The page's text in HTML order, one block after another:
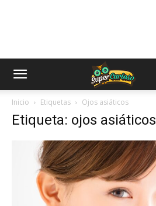
Inicio Etiquetas Ojos asiáticos
Etiqueta: ojos asiáticos